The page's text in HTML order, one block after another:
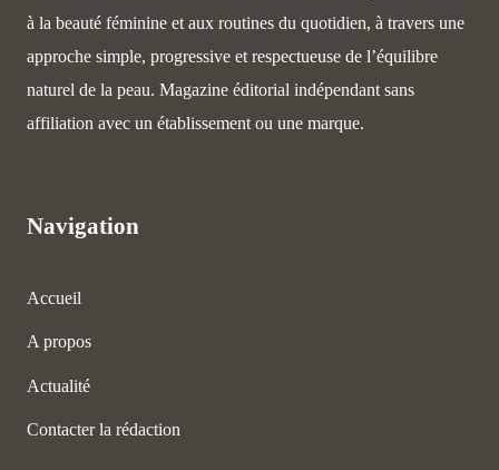
à la beauté féminine et aux routines du quotidien, à travers une
approche simple, progressive et respectueuse de l’équilibre
naturel de la peau. Magazine éditorial indépendant sans
affiliation avec un établissement ou une marque.
Navigation
Accueil
A propos
Actualité
Contacter la rédaction